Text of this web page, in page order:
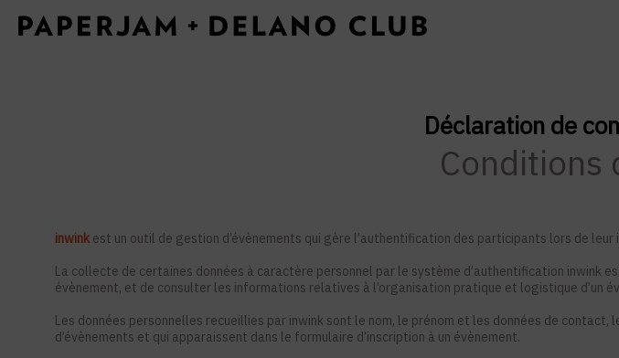
Déclaration de
Conditions
inwink est un outil de gestion d’évènements qui gère l’authentification des participants lors de leur
La collecte de certaines données à caractère personnel par le système d’authentification inwink
évènement, et de consulter les informations relatives à l’organisation pratique et logistique d’un
Les données personnelles recueillies par inwink sont le nom, le prénom et les données de
d’évènements et qui apparaissent dans le formulaire d’inscription à un évènement.